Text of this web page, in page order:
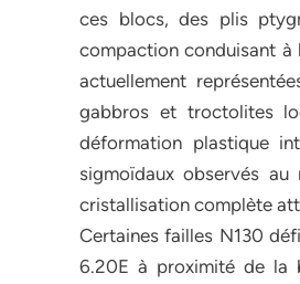
ces blocs, des plis
compaction conduisant à
actuellement
gabbros et troctolites
déformation plastique
sigmoïdaux observés
cristallisation complète
Certaines failles N130
6.20E à proximité de la